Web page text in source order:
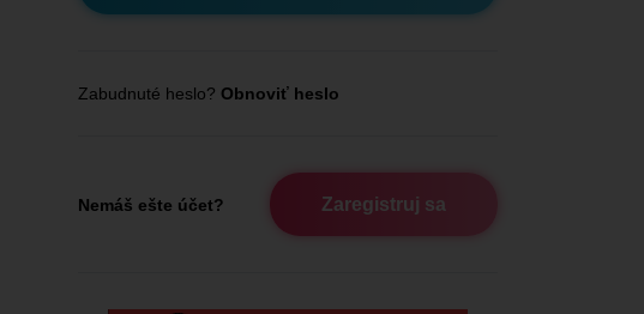
Zabudnuté heslo? Obnoviť heslo
Nemáš ešte účet? Zaregistruj sa